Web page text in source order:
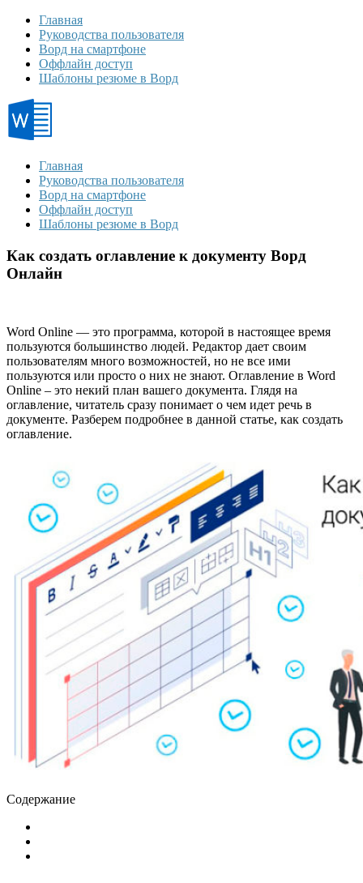
Главная
Руководства пользователя
Ворд на смартфоне
Оффлайн доступ
Шаблоны резюме в Ворд
Главная
Руководства пользователя
Ворд на смартфоне
Оффлайн доступ
Шаблоны резюме в Ворд
Как создать оглавление к документу Ворд
Онлайн
Word Online — это программа, которой в настоящее время
пользуются большинство людей. Редактор дает своим
пользователям много возможностей, но не все ими
пользуются или просто о них не знают. Оглавление в Word
Online – это некий план вашего документа. Глядя на
оглавление, читатель сразу понимает о чем идет речь в
документе. Разберем подробнее в данной статье, как создать
оглавление.
Содержание